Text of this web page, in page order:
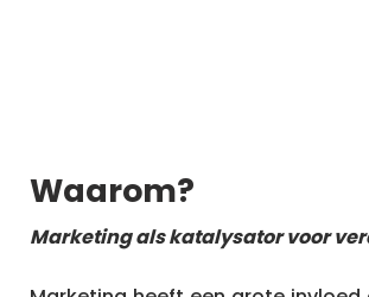
Waarom?
Marketing als katalysator voor